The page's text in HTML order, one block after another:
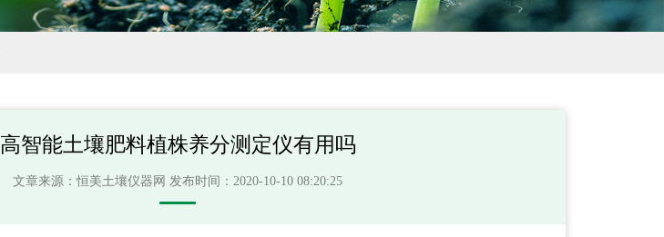
高智能土壤肥料植株养分测定仪有用吗
文章来源：恒美土壤仪器网 发布时间：2020-10-10 08:20:25